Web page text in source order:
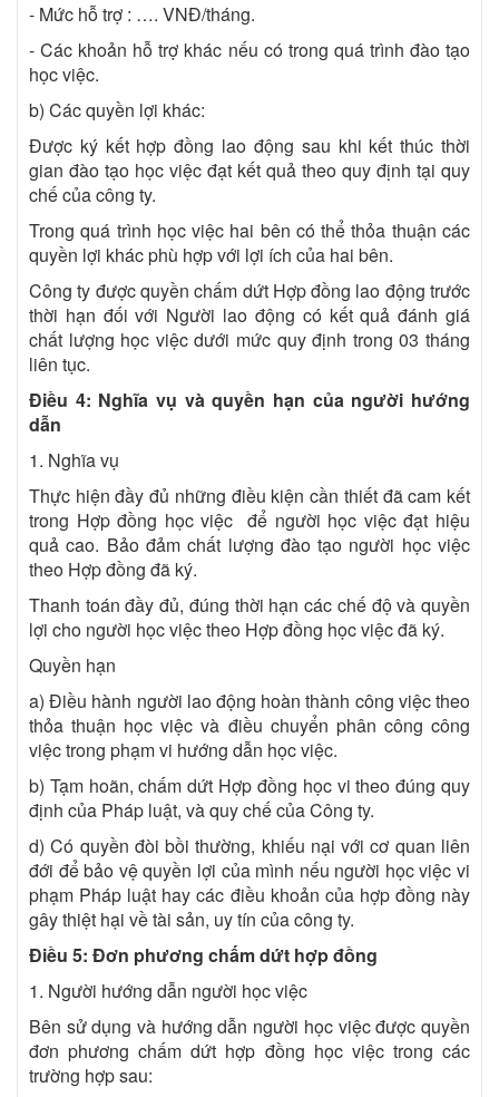
- Mức hỗ trợ : …. VNĐ/tháng.
- Các khoản hỗ trợ khác nếu có trong quá trình đào tạo
học việc.
b) Các quyền lợi khác:
Được ký kết hợp đồng lao động sau khi kết thúc thời
gian đào tạo học việc đạt kết quả theo quy định tại quy
chế của công ty.
Trong quá trình học việc hai bên có thể thỏa thuận các
quyền lợi khác phù hợp với lợi ích của hai bên.
Công ty được quyền chấm dứt Hợp đồng lao động trước
thời hạn đối với Người lao động có kết quả đánh giá
chất lượng học việc dưới mức quy định trong 03 tháng
liên tục.
Điều 4: Nghĩa vụ và quyền hạn của người hướng
dẫn
1. Nghĩa vụ
Thực hiện đầy đủ những điều kiện cần thiết đã cam kết
trong Hợp đồng học việc để người học việc đạt hiệu
quả cao. Bảo đảm chất lượng đào tạo người học việc
theo Hợp đồng đã ký.
Thanh toán đầy đủ, đúng thời hạn các chế độ và quyền
lợi cho người học việc theo Hợp đồng học việc đã ký.
Quyền hạn
a) Điều hành người lao động hoàn thành công việc theo
thỏa thuận học việc và điều chuyển phân công công
việc trong phạm vi hướng dẫn học việc.
b) Tạm hoãn, chấm dứt Hợp đồng học vi theo đúng quy
định của Pháp luật, và quy chế của Công ty.
d) Có quyền đòi bồi thường, khiếu nại với cơ quan liên
đới để bảo vệ quyền lợi của mình nếu người học việc vi
phạm Pháp luật hay các điều khoản của hợp đồng này
gây thiệt hại về tài sản, uy tín của công ty.
Điều 5: Đơn phương chấm dứt hợp đồng
1. Người hướng dẫn người học việc
Bên sử dụng và hướng dẫn người học việc được quyền
đơn phương chấm dứt hợp đồng học việc trong các
trường hợp sau: